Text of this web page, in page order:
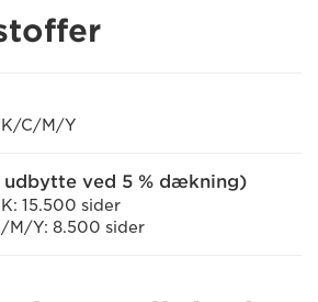
C/M/Y
udbytte ved 5 % dækning)
15.500 sider
M/Y: 8.500 sider